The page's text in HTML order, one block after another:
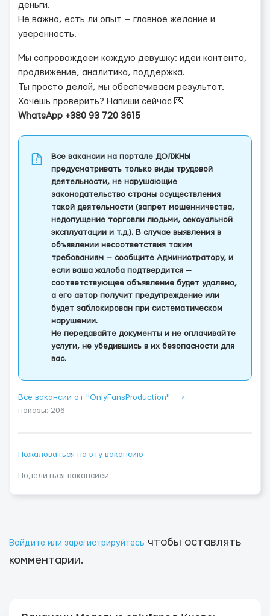
деньги.
Не важно, есть ли опыт — главное желание и
уверенность.
Мы сопровождаем каждую девушку: идеи контента,
продвижение, аналитика, поддержка.
Ты просто делай, мы обеспечиваем результат.
Хочешь проверить? Напиши сейчас 💌
WhatsApp +380 93 720 3615
Все вакансии на портале ДОЛЖНЫ
предусматривать только виды трудовой
деятельности, не нарушающие
законодательство страны осуществления
такой деятельности (запрет мошенничества,
недопущение торговли людьми, сексуальной
эксплуатации и т.д.). В случае выявления в
объявлении несоответствия таким
требованиям — сообщите Администратору, и
если ваша жалоба подтвердится —
соответствующее объявление будет удалено,
а его автор получит предупреждение или
будет заблокирован при систематическом
нарушении.
Не передавайте документы и не оплачивайте
услуги, не убедившись в их безопасности для
вас.
Все вакансии от "OnlyFansProduction" ⟶
показы: 206
Пожаловаться на эту вакансию
Поделиться вакансией:
Войдите или зарегистрируйтесь чтобы оставлять
комментарии.